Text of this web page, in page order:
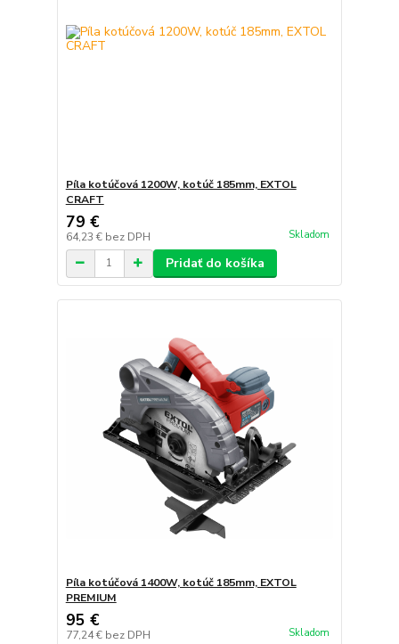
Píla kotúčová 1200W, kotúč 185mm, EXTOL
CRAFT
79 €
64,23 € bez DPH Skladom
Pridať do košíka
Píla kotúčová 1400W, kotúč 185mm, EXTOL
PREMIUM
95 €
77,24 € bez DPH Skladom